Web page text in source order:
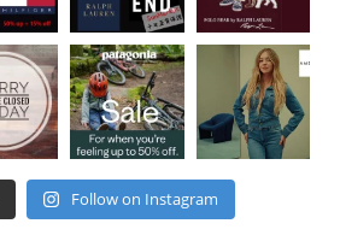
Follow on Instagram